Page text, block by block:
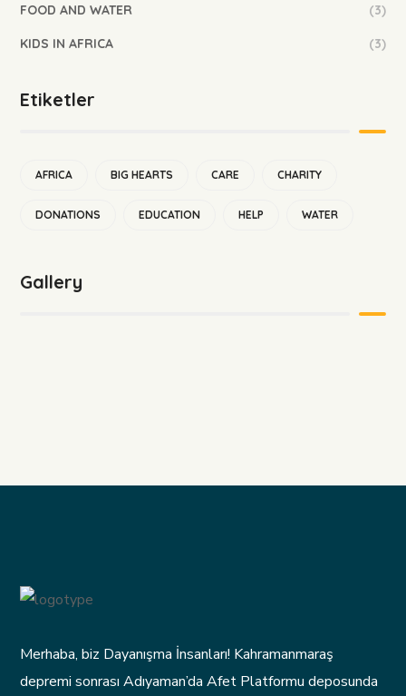
FOOD AND WATER (3)
KIDS IN AFRICA (3)
Etiketler
AFRICA BIG HEARTS CARE CHARITY
DONATIONS EDUCATION HELP WATER
Gallery
Merhaba, biz Dayanışma İnsanları! Kahramanmaraş
depremi sonrası Adıyaman’da Afet Platformu deposunda